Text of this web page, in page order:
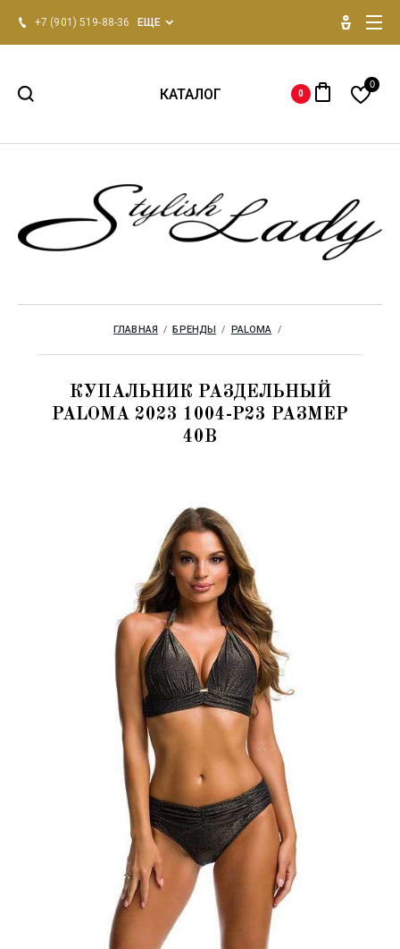
+7 (901) 519-88-36 ЕЩЕ
КАТАЛОГ
Для женщин
Одежда для дома
Бренды
0
0
ГЛАВНАЯ
  /
БРЕНДЫ
  /
PALOMA
  /
КУПАЛЬНИК РАЗДЕЛЬНЫЙ
PALOMA 2023 1004-P23 РАЗМЕР
40B